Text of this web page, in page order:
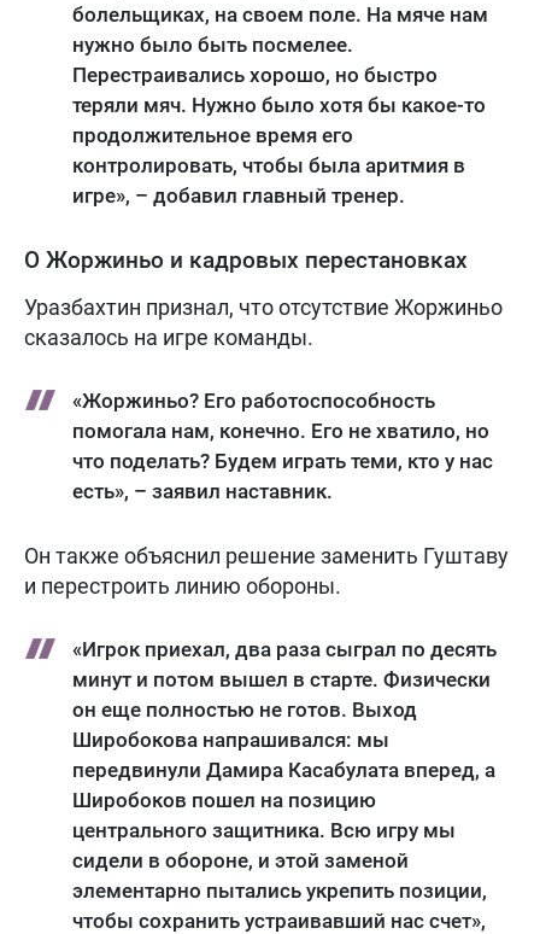
болельщиках, на своем поле. На мяче нам
нужно было быть посмелее.
Перестраивались хорошо, но быстро
теряли мяч. Нужно было хотя бы какое-то
продолжительное время его
контролировать, чтобы была аритмия в
игре», – добавил главный тренер.
О Жоржиньо и кадровых перестановках
Уразбахтин признал, что отсутствие Жоржиньо
сказалось на игре команды.
«Жоржиньо? Его работоспособность
помогала нам, конечно. Его не хватило, но
что поделать? Будем играть теми, кто у нас
есть», – заявил наставник.
Он также объяснил решение заменить Гуштаву
и перестроить линию обороны.
«Игрок приехал, два раза сыграл по десять
минут и потом вышел в старте. Физически
он еще полностью не готов. Выход
Широбокова напрашивался: мы
передвинули Дамира Касабулата вперед, а
Широбоков пошел на позицию
центрального защитника. Всю игру мы
сидели в обороне, и этой заменой
элементарно пытались укрепить позиции,
чтобы сохранить устраивавший нас счет»,